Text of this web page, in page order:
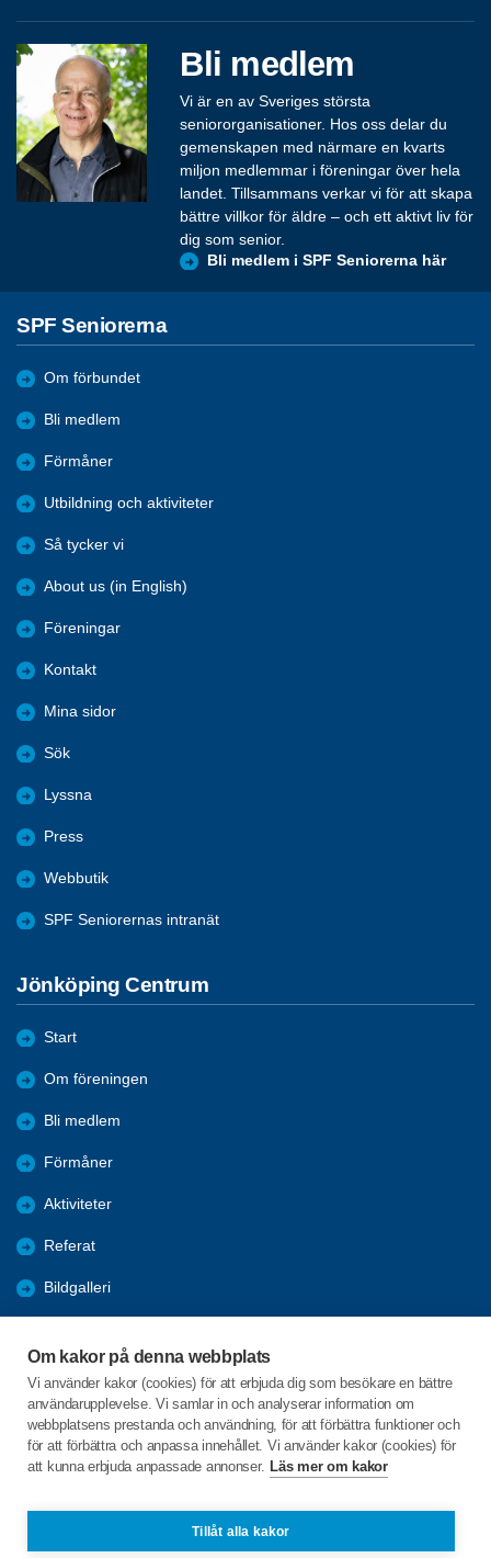
Om kakor på denna webbplats
Vi använder kakor (cookies) för att erbjuda dig som besökare en bättre
användarupplevelse. Vi samlar in och analyserar information om
webbplatsens prestanda och användning, för att förbättra funktioner och
för att förbättra och anpassa innehållet. Vi använder kakor (cookies) för
att kunna erbjuda anpassade annonser. Läs mer om kakor
Tillåt alla kakor
Bli medlem
Vi är en av Sveriges största
seniororganisationer. Hos oss delar du
gemenskapen med närmare en kvarts
miljon medlemmar i föreningar över hela
landet. Tillsammans verkar vi för att skapa
bättre villkor för äldre – och ett aktivt liv för
dig som senior.
Bli medlem i SPF Seniorerna här
SPF Seniorerna
Om förbundet
Bli medlem
Förmåner
Utbildning och aktiviteter
Så tycker vi
About us (in English)
Föreningar
Kontakt
Mina sidor
Sök
Lyssna
Press
Webbutik
SPF Seniorernas intranät
Jönköping Centrum
Start
Om föreningen
Bli medlem
Förmåner
Aktiviteter
Referat
Bildgalleri
Engagera DIG i vår förening
C/o:Lennart Lööw